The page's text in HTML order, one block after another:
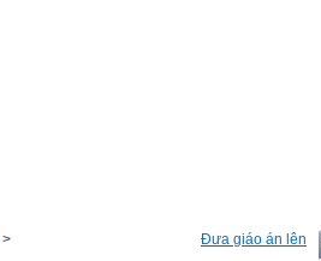
Đưa giáo án lên
>